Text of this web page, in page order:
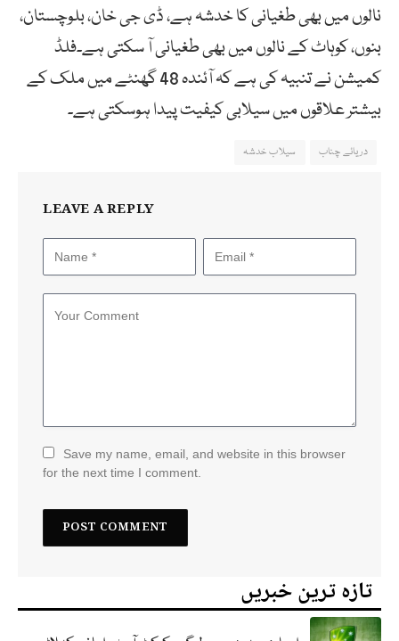
نالوں میں بھی طغیانی کا خدشہ ہے، ڈی جی خان، بلوچستان،
بنوں، کوہاٹ کے نالوں میں بھی طغیانی آ سکتی ہے۔فلڈ
کمیشن نے تنبیہ کی ہے کہ آئندہ 48 گھنٹے میں ملک کے
بیشتر علاقوں میں سیلابی کیفیت پیدا ہوسکتی ہے۔
دریائے چناب سیلاب خدشہ
LEAVE A REPLY
Save my name, email, and website in this browser
for the next time I comment.
تازہ ترین خبریں